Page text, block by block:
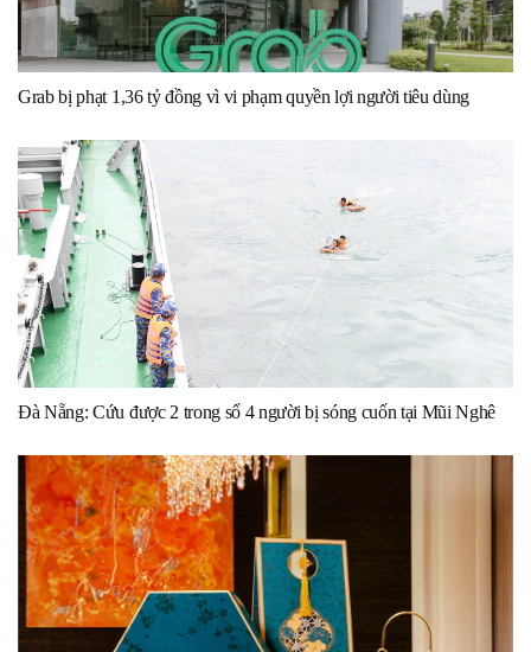
Grab bị phạt 1,36 tỷ đồng vì vi phạm quyền lợi người tiêu dùng
Đà Nẵng: Cứu được 2 trong số 4 người bị sóng cuốn tại Mũi Nghê